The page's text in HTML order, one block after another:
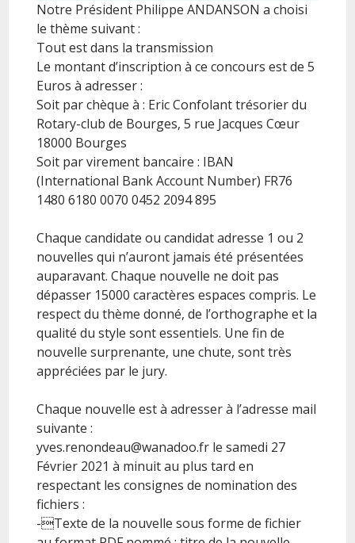
Notre Président Philippe ANDANSON a choisi
le thème suivant :
Tout est dans la transmission
Le montant d’inscription à ce concours est de 5
Euros à adresser :
Soit par chèque à : Eric Confolant trésorier du
Rotary-club de Bourges, 5 rue Jacques Cœur
18000 Bourges
Soit par virement bancaire : IBAN
(International Bank Account Number) FR76
1480 6180 0070 0452 2094 895
Chaque candidate ou candidat adresse 1 ou 2
nouvelles qui n’auront jamais été présentées
auparavant. Chaque nouvelle ne doit pas
dépasser 15000 caractères espaces compris. Le
respect du thème donné, de l’orthographe et la
qualité du style sont essentiels. Une fin de
nouvelle surprenante, une chute, sont très
appréciées par le jury.
Chaque nouvelle est à adresser à l’adresse mail
suivante :
yves.renondeau@wanadoo.fr le samedi 27
Février 2021 à minuit au plus tard en
respectant les consignes de nomination des
fichiers :
-Texte de la nouvelle sous forme de fichier